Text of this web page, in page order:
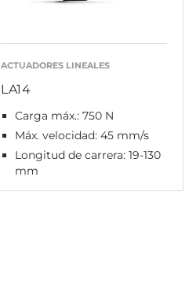
ACTUADORES LINEALES
LA14
Carga máx.: 750 N
Máx. velocidad: 45 mm/s
Longitud de carrera: 19-130
mm